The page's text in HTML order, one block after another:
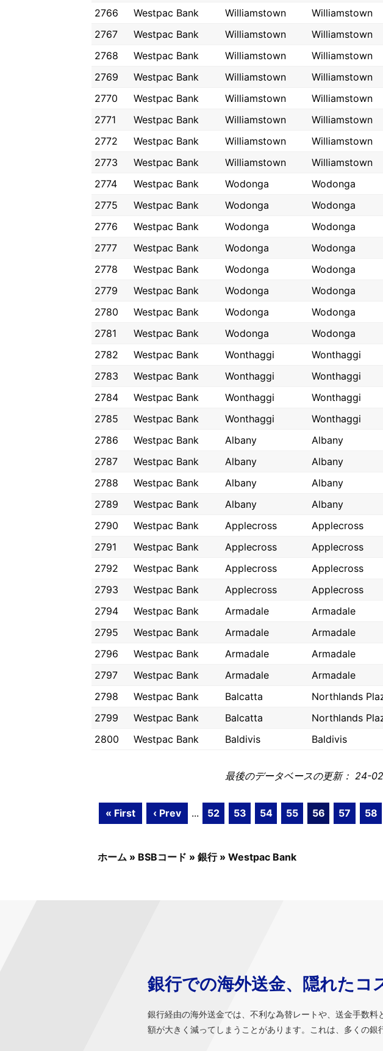
2766
Westpac Bank Williamstown Williamstown
2767
Westpac Bank Williamstown Williamstown
2768
Westpac Bank Williamstown Williamstown
2769
Westpac Bank Williamstown Williamstown
2770
Westpac Bank Williamstown Williamstown
2771
Westpac Bank Williamstown Williamstown
2772
Westpac Bank Williamstown Williamstown
2773
Westpac Bank Williamstown Williamstown
2774
Westpac Bank Wodonga Wodonga
2775
Westpac Bank Wodonga Wodonga
2776
Westpac Bank Wodonga Wodonga
2777
Westpac Bank Wodonga Wodonga
2778
Westpac Bank Wodonga Wodonga
2779
Westpac Bank Wodonga Wodonga
2780
Westpac Bank Wodonga Wodonga
2781
Westpac Bank Wodonga Wodonga
2782
Westpac Bank Wonthaggi Wonthaggi
2783
Westpac Bank Wonthaggi Wonthaggi
2784
Westpac Bank Wonthaggi Wonthaggi
2785
Westpac Bank Wonthaggi Wonthaggi
2786
Westpac Bank Albany Albany
2787
Westpac Bank Albany Albany
2788
Westpac Bank Albany Albany
2789
Westpac Bank Albany Albany
2790
Westpac Bank Applecross Applecross
2791
Westpac Bank Applecross Applecross
2792
Westpac Bank Applecross Applecross
2793
Westpac Bank Applecross Applecross
2794
Westpac Bank Armadale Armadale
2795
Westpac Bank Armadale Armadale
2796
Westpac Bank Armadale Armadale
2797
Westpac Bank Armadale Armadale
2798
Westpac Bank Balcatta Northlands
2799
Westpac Bank Balcatta Northlands
2800
Westpac Bank Baldivis Baldivis
最後のデータベースの更新： 24-
« First ‹ Prev ... 52 53 54 55 56 57 58
ホーム » BSBコード » 銀行» Westpac Bank
銀行での海外送金、隠れたコ
銀行経由の海外送金では、不利な為替レートや、送金手数
額が大きく減ってしまうことがあります。これは、多くの銀